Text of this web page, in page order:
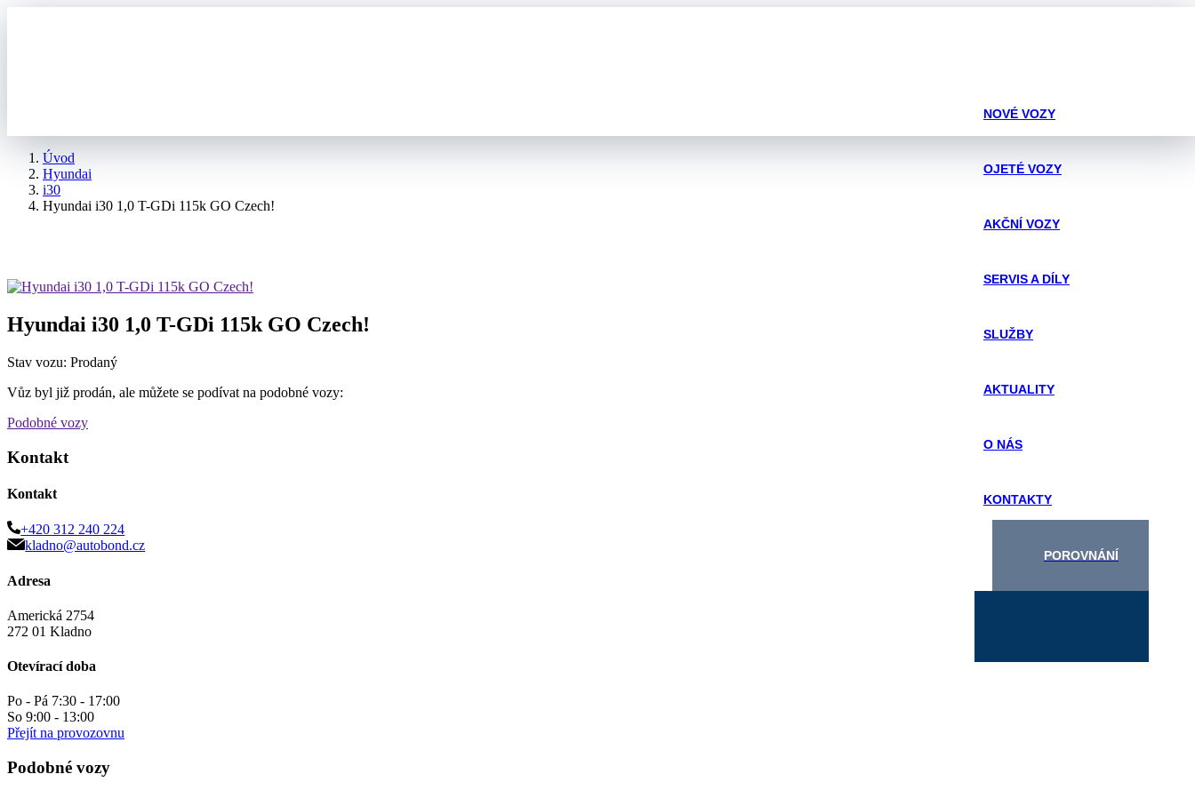
NOVÉ VOZY
OJETÉ VOZY
AKČNÍ VOZY
SERVIS A DÍLY
SLUŽBY
AKTUALITY
O NÁS
KONTAKTY
POROVNÁNÍ
Úvod
Hyundai
i30
Hyundai i30 1,0 T-GDi 115k GO Czech!
Hyundai i30 1,0 T-GDi 115k GO Czech!
Stav vozu: Prodaný
Vůz byl již prodán, ale můžete se podívat na podobné vozy:
Podobné vozy
Kontakt
Kontakt
+420 312 240 224
kladno@autobond.cz
Adresa
Americká 2754
272 01 Kladno
Otevírací doba
Po - Pá 7:30 - 17:00
So 9:00 - 13:00
Přejít na provozovnu
Podobné vozy